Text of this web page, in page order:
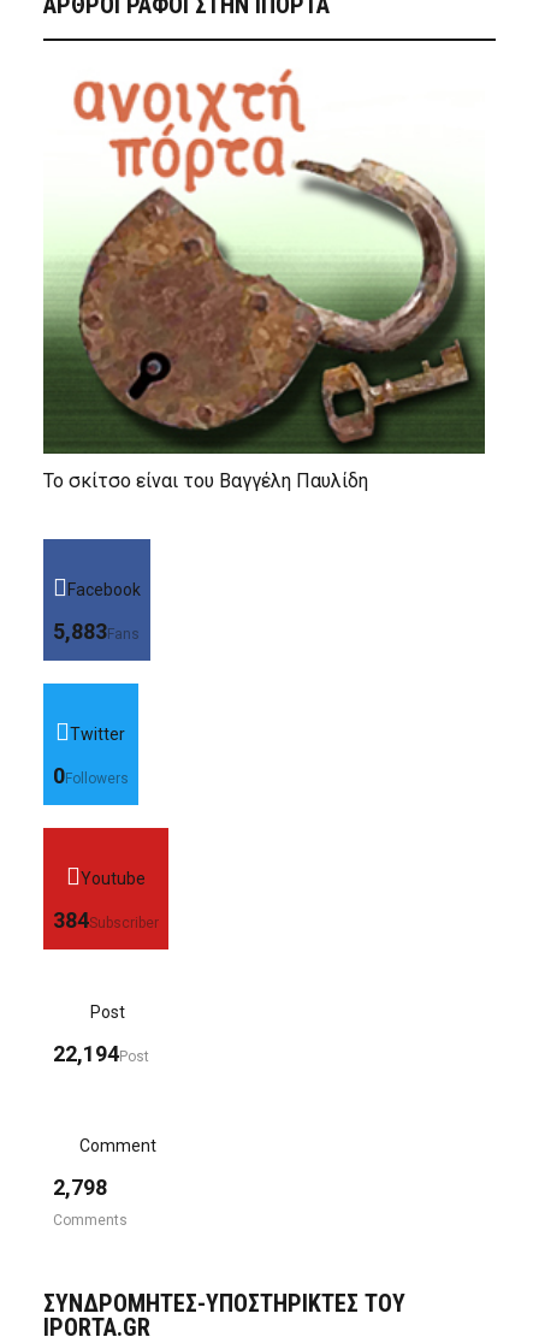
Το σκίτσο είναι του Βαγγέλη Παυλίδη
Facebook
5,883Fans
Twitter
0Followers
Youtube
384Subscriber
Post
22,194Post
Comment
2,798
Comments
ΣΥΝΔΡΟΜΗΤΈΣ-ΥΠΟΣΤΗΡΙΚΤΈΣ ΤΟΥ
IPORTA.GR